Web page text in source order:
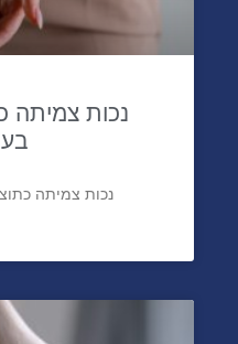
נכות צמיתה
נכות צמיתה